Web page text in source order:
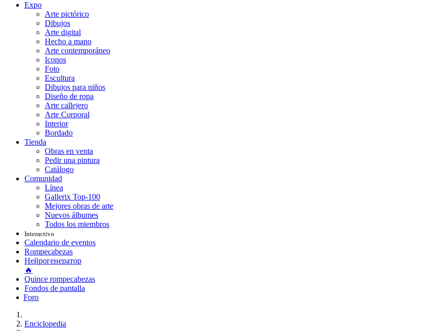
Expo
Arte pictórico
Dibujos
Arte digital
Hecho a mano
Arte contemporáneo
Iconos
Foto
Escultura
Dibujos para niños
Diseño de ropa
Arte callejero
Arte Corporal
Interior
Bordado
Tienda
Obras en venta
Pedir una pintura
Catálogo
Comunidad
Línea
Gallerix Top-100
Mejores obras de arte
Nuevos álbumes
Todos los miembros
Interactivo
Calendario de eventos
Rompecabezas
Нейрогенератор
🔥
Quince rompecabezas
Fondos de pantalla
Foro
Enciclopedia